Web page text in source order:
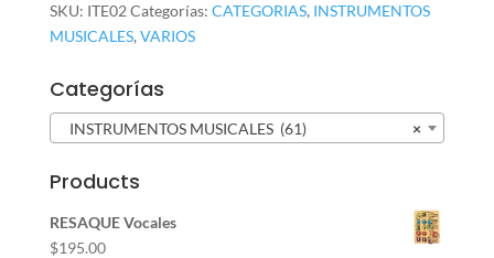
SKU: ITE02 Categorías: CATEGORIAS, INSTRUMENTOS
MUSICALES, VARIOS
Categorías
×
INSTRUMENTOS MUSICALES (61)
Products
RESAQUE Vocales
$195.00